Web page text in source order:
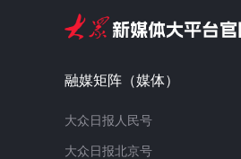
融媒矩阵（媒体）
大众日报人民号
大众日报北京号